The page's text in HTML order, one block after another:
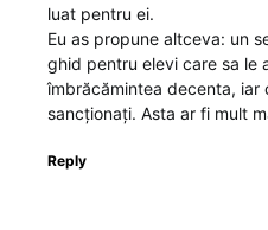
luat pentru ei.
Eu as propune altceva: un
ghid pentru elevi care sa le
îmbrăcămintea decenta, iar
sancționați. Asta ar fi mult
Reply